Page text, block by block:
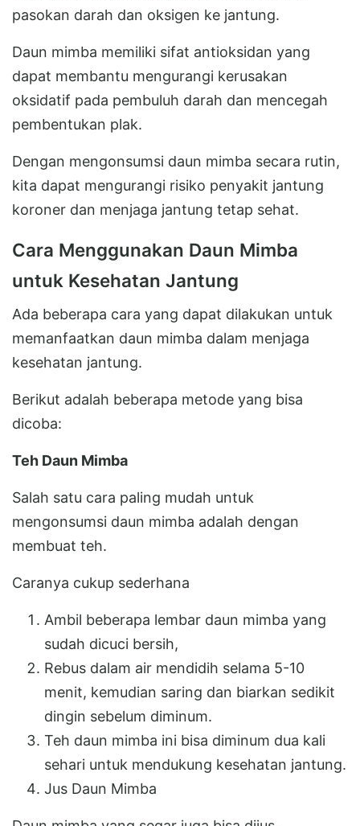
pasokan darah dan oksigen ke jantung.
Daun mimba memiliki sifat antioksidan yang
dapat membantu mengurangi kerusakan
oksidatif pada pembuluh darah dan mencegah
pembentukan plak.
Dengan mengonsumsi daun mimba secara rutin,
kita dapat mengurangi risiko penyakit jantung
koroner dan menjaga jantung tetap sehat.
Cara Menggunakan Daun Mimba
untuk Kesehatan Jantung
Ada beberapa cara yang dapat dilakukan untuk
memanfaatkan daun mimba dalam menjaga
kesehatan jantung.
Berikut adalah beberapa metode yang bisa
dicoba:
Teh Daun Mimba
Salah satu cara paling mudah untuk
mengonsumsi daun mimba adalah dengan
membuat teh.
Caranya cukup sederhana
Ambil beberapa lembar daun mimba yang
sudah dicuci bersih,
Rebus dalam air mendidih selama 5-10
menit, kemudian saring dan biarkan sedikit
dingin sebelum diminum.
Teh daun mimba ini bisa diminum dua kali
sehari untuk mendukung kesehatan jantung.
Jus Daun Mimba